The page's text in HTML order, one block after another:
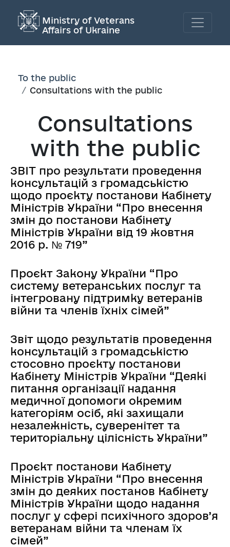
Ministry of Veterans
Affairs of Ukraine
To the public
Consultations with the public
Consultations
with the public
ЗВІТ про результати проведення
консультацій з громадськістю
щодо проєкту постанови Кабінету
Міністрів України “Про внесення
змін до постанови Кабінету
Міністрів України від 19 жовтня
2016 р. № 719”
Проєкт Закону України “Про
систему ветеранських послуг та
інтегровану підтримку ветеранів
війни та членів їхніх сімей”
Звіт щодо результатів проведення
консультацій з громадськістю
стосовно проєкту постанови
Кабінету Міністрів України “Деякі
питання організації надання
медичної допомоги окремим
категоріям осіб, які захищали
незалежність, суверенітет та
територіальну цілісність України”
Проєкт постанови Кабінету
Міністрів України “Про внесення
змін до деяких постанов Кабінету
Міністрів України щодо надання
послуг у сфері психічного здоров’я
ветеранам війни та членам їх
сімей”